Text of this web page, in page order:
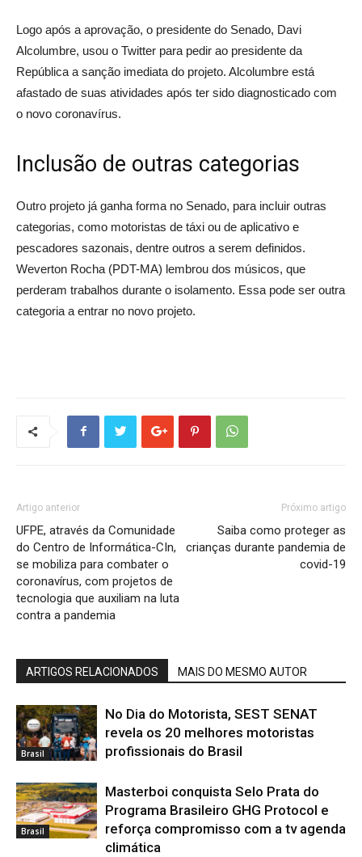
Logo após a aprovação, o presidente do Senado, Davi
Alcolumbre, usou o Twitter para pedir ao presidente da
República a sanção imediata do projeto. Alcolumbre está
afastado de suas atividades após ter sido diagnosticado com
o novo coronavírus.
Inclusão de outras categorias
Outro projeto já ganha forma no Senado, para incluir outras
categorias, como motoristas de táxi ou de aplicativo e
pescadores sazonais, dentre outros a serem definidos.
Weverton Rocha (PDT-MA) lembrou dos músicos, que
perderam trabalhos durante o isolamento. Essa pode ser outra
categoria a entrar no novo projeto.
Artigo anterior
UFPE, através da Comunidade
do Centro de Informática-CIn,
se mobiliza para combater o
coronavírus, com projetos de
tecnologia que auxiliam na luta
contra a pandemia
Próximo artigo
Saiba como proteger as
crianças durante pandemia de
covid-19
ARTIGOS RELACIONADOS MAIS DO MESMO AUTOR
Brasil
No Dia do Motorista, SEST SENAT
revela os 20 melhores motoristas
profissionais do Brasil
Brasil
Masterboi conquista Selo Prata do
Programa Brasileiro GHG Protocol e
reforça compromisso com a tv agenda
climática